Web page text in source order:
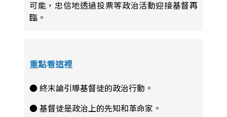
可能，忠信地透過投票等政治活動迎接基督再
臨。
重點看這裡
● 終末論引導基督徒的政治行動。
● 基督徒是政治上的先知和革命家。